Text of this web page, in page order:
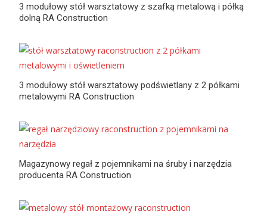
3 modułowy stół warsztatowy z szafką metalową i półką
dolną RA Construction
3 modułowy stół warsztatowy podświetlany z 2 półkami
metalowymi RA Construction
Magazynowy regał z pojemnikami na śruby i narzędzia
producenta RA Construction